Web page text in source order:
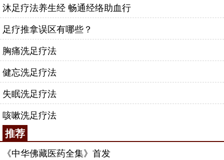
沐足疗法养生经 畅通经络助血行
足疗推拿误区有哪些？
胸痛洗足疗法
健忘洗足疗法
失眠洗足疗法
咳嗽洗足疗法
推荐
《中华佛藏医药全集》首发